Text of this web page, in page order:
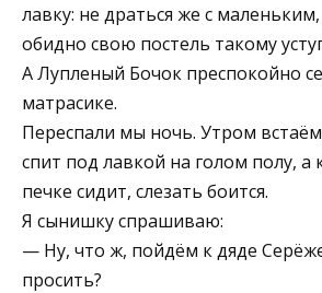
лавку: не драться же с
обидно свою постель такому
А Лупленый Бочок преспокойно
матрасике.
Переспали мы ночь. Утром
спит под лавкой на голом полу, а
печке сидит, слезать боится.
Я сынишку спрашиваю:
— Ну, что ж, пойдём к дяде
просить?